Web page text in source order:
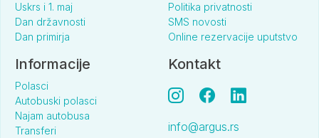
Uskrs i 1. maj
Dan državnosti
Dan primirja
Politika privatnosti
SMS novosti
Online rezervacije uputstvo
Informacije
Polasci
Autobuski polasci
Najam autobusa
Transferi
Kontakt
info@argus.rs